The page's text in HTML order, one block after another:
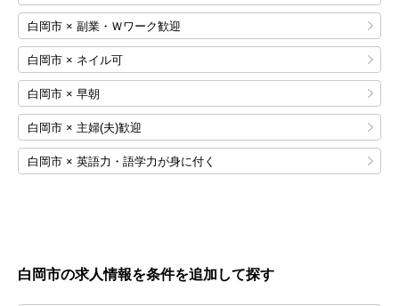
白岡市 × 副業・Ｗワーク歓迎
白岡市 × ネイル可
白岡市 × 早朝
白岡市 × 主婦(夫)歓迎
白岡市 × 英語力・語学力が身に付く
白岡市の求人情報を条件を追加して探す